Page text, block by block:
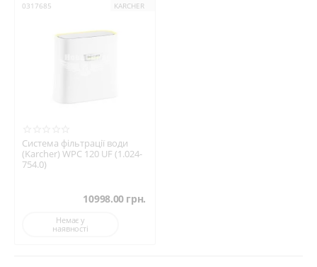
0317685 KARCHER
Система фільтрації води
(Karcher) WPC 120 UF (1.024-
754.0)
10998.00 грн.
Немає у
наявності